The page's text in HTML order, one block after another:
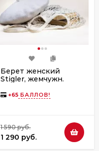
Берет женский
Stigler, жемчужн.
+65 БАЛЛОВ!
1 590 руб.
1 290 руб.